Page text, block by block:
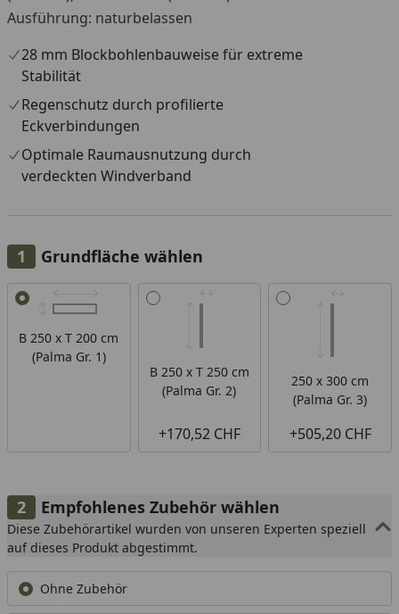
Ausführung: naturbelassen
28 mm Blockbohlenbauweise für extreme
Stabilität
Regenschutz durch profilierte
Eckverbindungen
Optimale Raumausnutzung durch
verdeckten Windverband
Grundfläche wählen
Alle anzeigen (3)
B 250 x T 200 cm
(Palma Gr. 1)
B 250 x T 250 cm
(Palma Gr. 2)
+170,52 CHF
250 x 300 cm
(Palma Gr. 3)
+505,20 CHF
Empfohlenes Zubehör wählen
Diese Zubehörartikel wurden von unseren Experten speziell
auf dieses Produkt abgestimmt.
Ohne Zubehör